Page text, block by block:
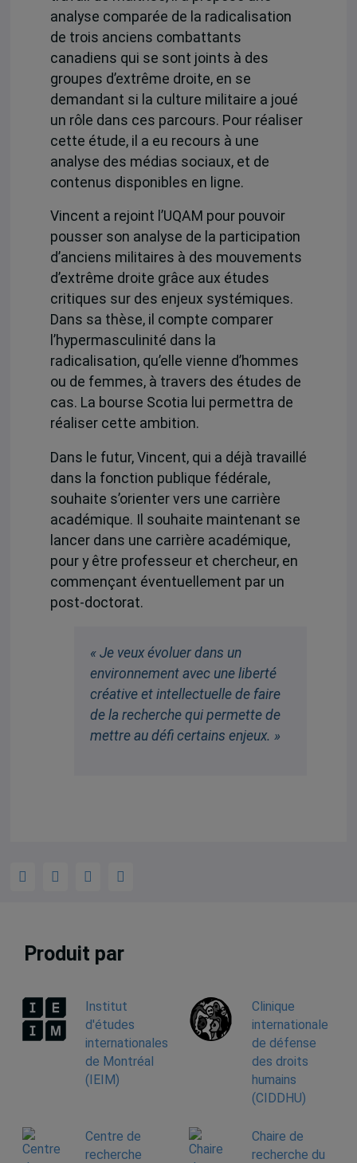
analyse comparée de la radicalisation
de trois anciens combattants
canadiens qui se sont joints à des
groupes d’extrême droite, en se
demandant si la culture militaire a joué
un rôle dans ces parcours. Pour réaliser
cette étude, il a eu recours à une
analyse des médias sociaux, et de
contenus disponibles en ligne.
Vincent a rejoint l’UQAM pour pouvoir
pousser son analyse de la participation
d’anciens militaires à des mouvements
d’extrême droite grâce aux études
critiques sur des enjeux systémiques.
Dans sa thèse, il compte comparer
l’hypermasculinité dans la
radicalisation, qu’elle vienne d’hommes
ou de femmes, à travers des études de
cas. La bourse Scotia lui permettra de
réaliser cette ambition.
Dans le futur, Vincent, qui a déjà travaillé
dans la fonction publique fédérale,
souhaite s’orienter vers une carrière
académique. Il souhaite maintenant se
lancer dans une carrière académique,
pour y être professeur et chercheur, en
commençant éventuellement par un
post-doctorat.
« Je veux évoluer dans un
environnement avec une liberté
créative et intellectuelle de faire
de la recherche qui permette de
mettre au défi certains enjeux. »
Produit par
Institut
d'études
internationales
de Montréal
(IEIM)
Clinique
internationale
de défense
des droits
humains
(CIDDHU)
Centre de
recherche
Chaire de
recherche du